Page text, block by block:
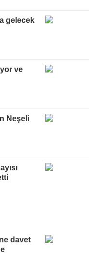
gelecek
ve
Neşeli
davet